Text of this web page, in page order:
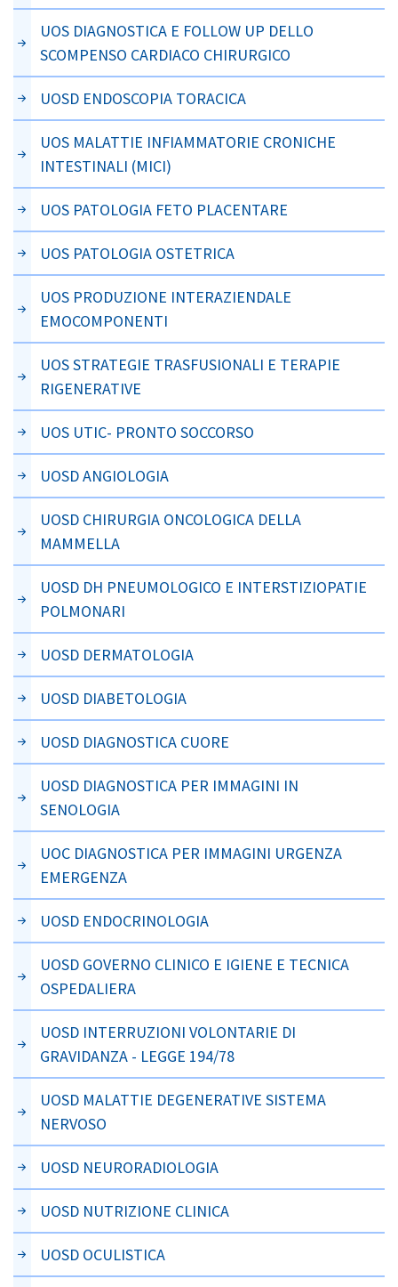
UOS DIAGNOSTICA E FOLLOW UP DELLO
SCOMPENSO CARDIACO CHIRURGICO
UOSD ENDOSCOPIA TORACICA
UOS MALATTIE INFIAMMATORIE CRONICHE
INTESTINALI (MICI)
UOS PATOLOGIA FETO PLACENTARE
UOS PATOLOGIA OSTETRICA
UOS PRODUZIONE INTERAZIENDALE
EMOCOMPONENTI
UOS STRATEGIE TRASFUSIONALI E TERAPIE
RIGENERATIVE
UOS UTIC- PRONTO SOCCORSO
UOSD ANGIOLOGIA
UOSD CHIRURGIA ONCOLOGICA DELLA
MAMMELLA
UOSD DH PNEUMOLOGICO E INTERSTIZIOPATIE
POLMONARI
UOSD DERMATOLOGIA
UOSD DIABETOLOGIA
UOSD DIAGNOSTICA CUORE
UOSD DIAGNOSTICA PER IMMAGINI IN
SENOLOGIA
UOC DIAGNOSTICA PER IMMAGINI URGENZA
EMERGENZA
UOSD ENDOCRINOLOGIA
UOSD GOVERNO CLINICO E IGIENE E TECNICA
OSPEDALIERA
UOSD INTERRUZIONI VOLONTARIE DI
GRAVIDANZA - LEGGE 194/78
UOSD MALATTIE DEGENERATIVE SISTEMA
NERVOSO
UOSD NEURORADIOLOGIA
UOSD NUTRIZIONE CLINICA
UOSD OCULISTICA